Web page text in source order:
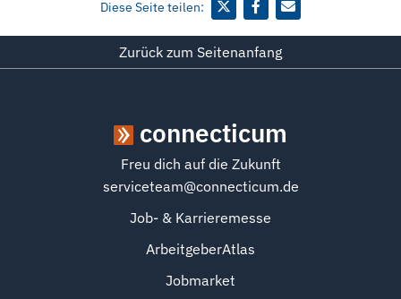
Diese Seite teilen:
Zurück zum Seitenanfang
connecticum
Freu dich auf die Zukunft
serviceteam@connecticum.de
Job- & Karrieremesse
ArbeitgeberAtlas
Jobmarket